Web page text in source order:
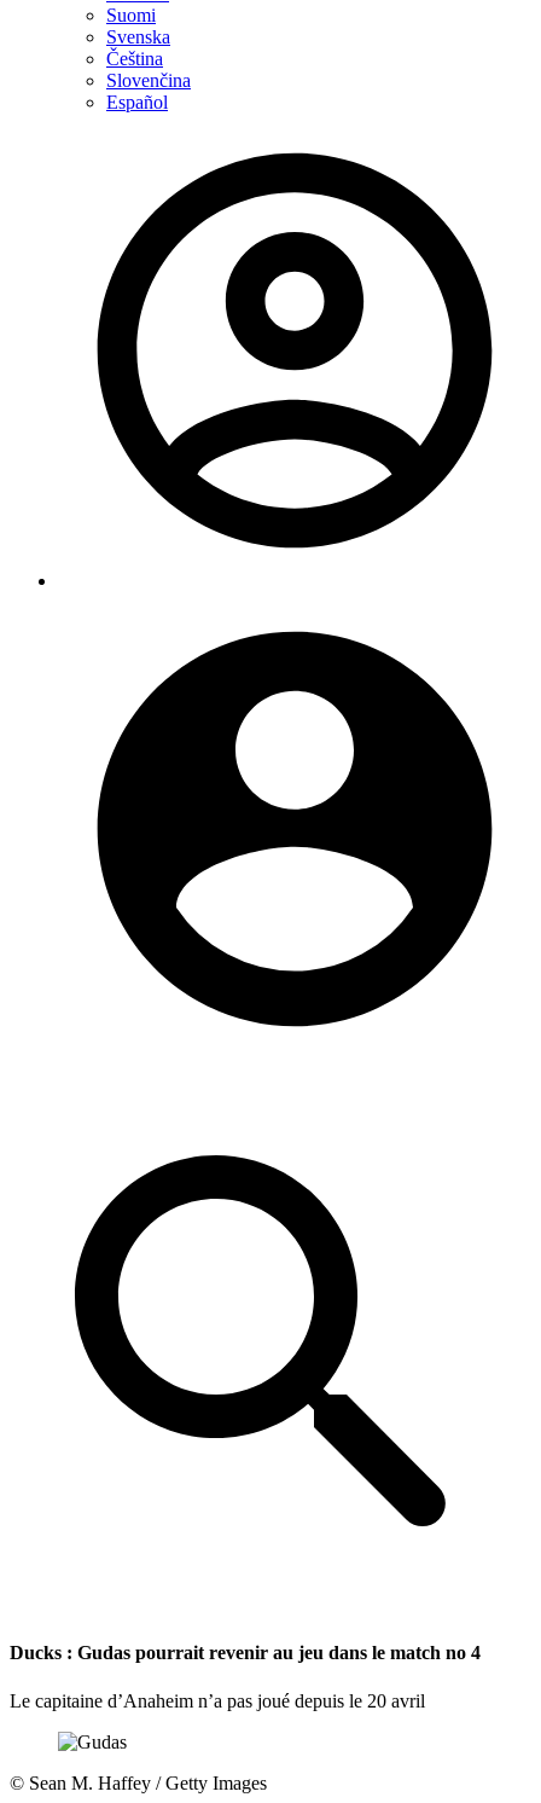
Suomi
Svenska
Čeština
Slovenčina
Español
Ducks : Gudas pourrait revenir au jeu dans le match no 4
Le capitaine d’Anaheim n’a pas joué depuis le 20 avril
© Sean M. Haffey / Getty Images